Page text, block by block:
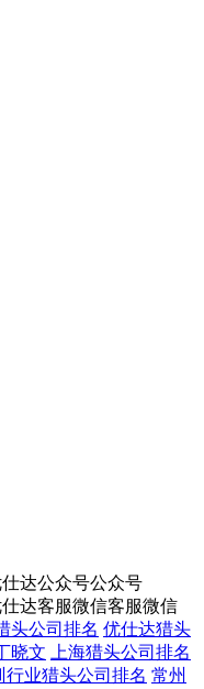
公众号
客服微信
头公司排名 优仕达猎头
晓文
上海猎头公司排名
行业猎头公司排名 常州